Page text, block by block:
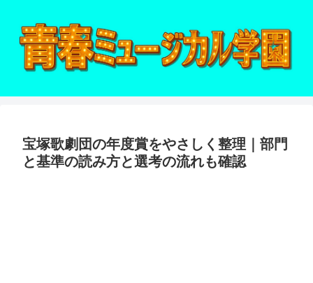
宝塚歌劇団の年度賞をやさしく整理｜部門
と基準の読み方と選考の流れも確認